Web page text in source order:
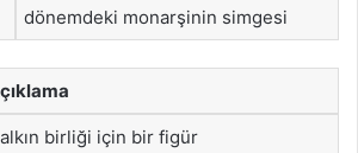
dönemdeki monarşinin simgesi
birliği için bir figür